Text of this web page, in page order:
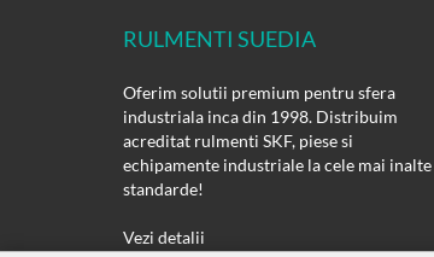
RULMENTI SUEDIA
Oferim solutii premium pentru sfera
industriala inca din 1998. Distribuim
acreditat rulmenti SKF, piese si
echipamente industriale la cele mai inalte
standarde!
Vezi detalii